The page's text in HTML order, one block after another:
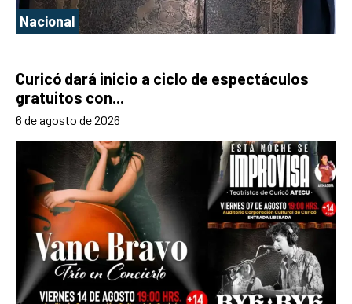
Nacional
Curicó dará inicio a ciclo de espectáculos
gratuitos con...
6 de agosto de 2026